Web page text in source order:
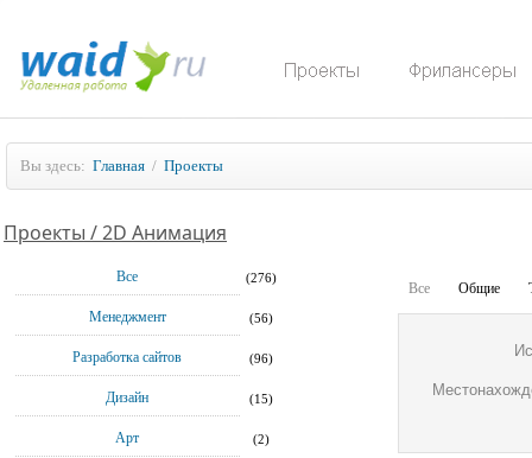
Вы здесь: Главная / Проекты
Проекты / 2D Анимация
Все (276)
Менеджмент (56)
Разработка сайтов (96)
Дизайн (15)
Арт (2)
Все Общие